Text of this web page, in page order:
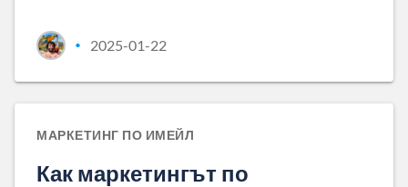
• 2025-01-22
МАРКЕТИНГ ПО ИМЕЙЛ
Как маркетингът по